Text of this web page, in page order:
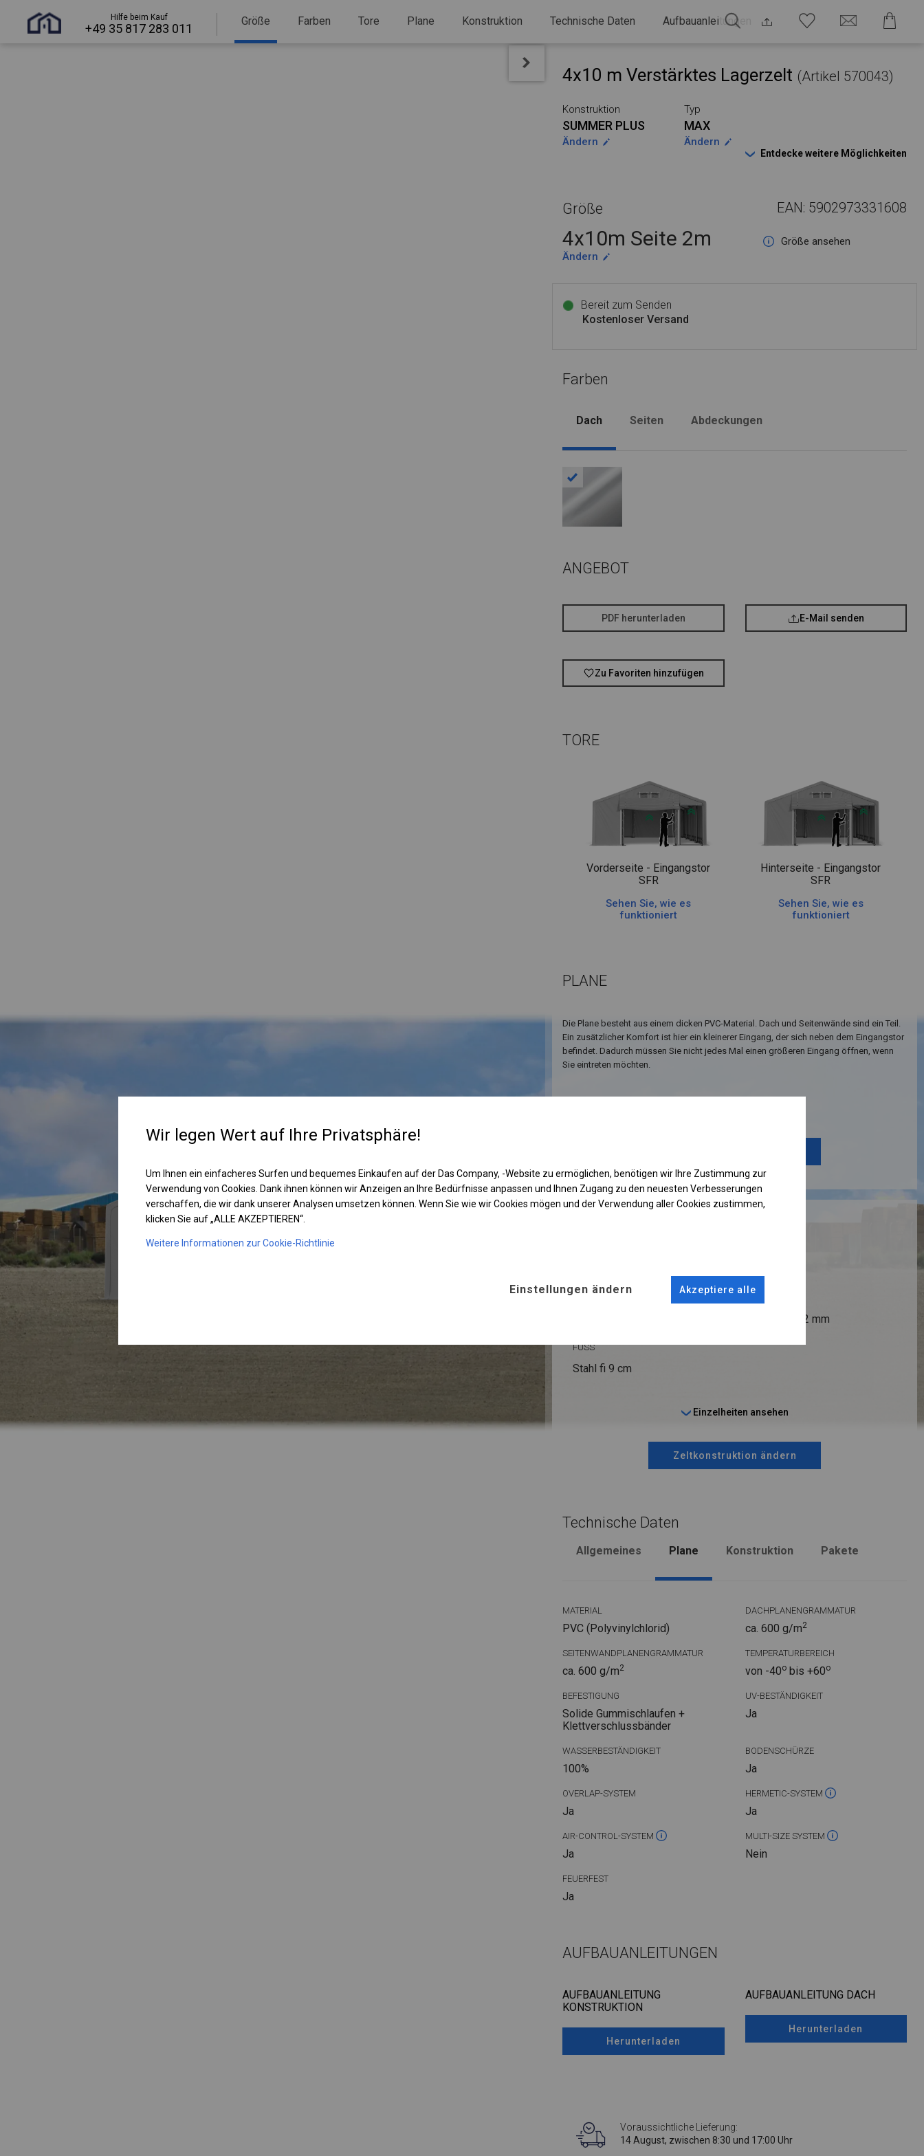
Hilfe beim Kauf
+49 35 817 283 011
Größe Farben Tore Plane Konstruktion Technische Daten Aufbauanleitungen
4x10 m Verstärktes Lagerzelt (Artikel 570043)
Konstruktion
SUMMER PLUS
Ändern
Typ
MAX
Ändern
Entdecke weitere Möglichkeiten
Größe EAN: 5902973331608
4x10m Seite 2m
Größe ansehen
Ändern
Bereit zum Senden
Kostenloser Versand
Farben
Dach Seiten Abdeckungen
ANGEBOT
PDF herunterladen E-Mail senden
Zu Favoriten hinzufügen
TORE
Vorderseite - Eingangstor
SFR
Sehen Sie, wie es
funktioniert
Hinterseite - Eingangstor
SFR
Sehen Sie, wie es
funktioniert
PLANE
Die Plane besteht aus einem dicken PVC-Material. Dach und Seitenwände sind ein Teil.
Ein zusätzlicher Komfort ist hier ein kleinerer Eingang, der sich neben dem Eingangstor
befindet. Dadurch müssen Sie nicht jedes Mal einen größeren Eingang öffnen, wenn
Sie eintreten möchten.
fi 42 mm
FUSS
Stahl fi 9 cm
Einzelheiten ansehen
Zeltkonstruktion ändern
Technische Daten
Allgemeines Plane Konstruktion Pakete
MATERIAL
PVC (Polyvinylchlorid)
DACHPLANENGRAMMATUR
ca. 600 g/m2
SEITENWANDPLANENGRAMMATUR
ca. 600 g/m2
TEMPERATURBEREICH
von -40obis +60o
BEFESTIGUNG
Solide Gummischlaufen +
Klettverschlussbänder
UV-BESTÄNDIGKEIT
Ja
WASSERBESTÄNDIGKEIT
100%
BODENSCHÜRZE
Ja
OVERLAP-SYSTEM
Ja
HERMETIC-SYSTEM
Ja
AIR-CONTROL-SYSTEM
Ja
MULTI-SIZE SYSTEM
Nein
FEUERFEST
Ja
AUFBAUANLEITUNGEN
AUFBAUANLEITUNG
KONSTRUKTION
Herunterladen
AUFBAUANLEITUNG DACH
Herunterladen
Voraussichtliche Lieferung:
14 August, zwischen 8:30 und 17:00 Uhr
Wir legen Wert auf Ihre Privatsphäre!
Um Ihnen ein einfacheres Surfen und bequemes Einkaufen auf der Das Company, -Website zu ermöglichen, benötigen wir Ihre Zustimmung zur
Verwendung von Cookies. Dank ihnen können wir Anzeigen an Ihre Bedürfnisse anpassen und Ihnen Zugang zu den neuesten Verbesserungen
verschaffen, die wir dank unserer Analysen umsetzen können. Wenn Sie wie wir Cookies mögen und der Verwendung aller Cookies zustimmen,
klicken Sie auf „ALLE AKZEPTIEREN“.
Weitere Informationen zur Cookie-Richtlinie
Einstellungen ändern Akzeptiere alle